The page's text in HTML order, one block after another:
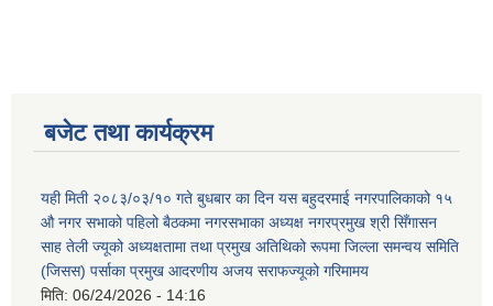
बजेट तथा कार्यक्रम
यही मिती २०८३/०३/१० गते बुधबार का दिन यस बहुदरमाई नगरपालिकाको १५
औ नगर सभाको पहिलो बैठकमा नगरसभाका अध्यक्ष नगरप्रमुख श्री सिँगासन
साह तेली ज्यूको अध्यक्षतामा तथा प्रमुख अतिथिको रूपमा जिल्ला समन्वय समिति
(जिसस) पर्साका प्रमुख आदरणीय अजय सराफज्यूको गरिमामय
मिति: 06/24/2026 - 14:16